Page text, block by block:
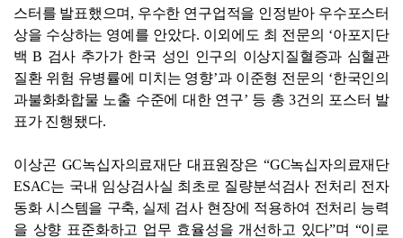
스터를 발표했으며, 우수한 연구업적을 인정받아 우수포스터
상을 수상하는 영예를 안았다. 이외에도 최 전문의 ‘아포지단
백 B 검사 추가가 한국 성인 인구의 이상지질혈증과 심혈관
질환 위험 유병률에 미치는 영향’과 이준형 전문의 ‘한국인의
과불화화합물 노출 수준에 대한 연구’ 등 총 3건의 포스터 발
표가 진행됐다.
이상곤 GC녹십자의료재단 대표원장은 “GC녹십자의료재단
ESAC는 국내 임상검사실 최초로 질량분석검사 전처리 전자
동화 시스템을 구축, 실제 검사 현장에 적용하여 전처리 능력
을 상향 표준화하고 업무 효율성을 개선하고 있다”며 “이로